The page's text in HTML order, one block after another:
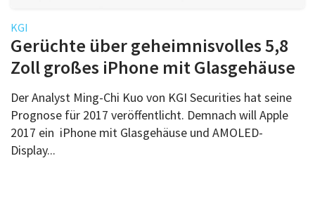
KGI
Gerüchte über geheimnisvolles 5,8
Zoll großes iPhone mit Glasgehäuse
Der Analyst Ming-Chi Kuo von KGI Securities hat seine
Prognose für 2017 veröffentlicht. Demnach will Apple
2017 ein iPhone mit Glasgehäuse und AMOLED-
Display...